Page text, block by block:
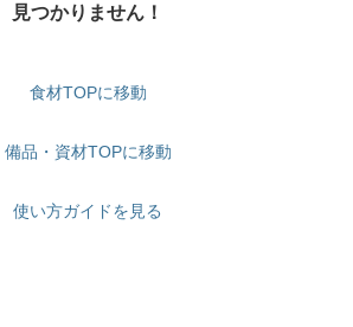
見つかりません！
食材TOPに移動
備品・資材TOPに移動
使い方ガイドを見る